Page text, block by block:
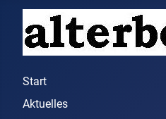
Start
Aktuelles